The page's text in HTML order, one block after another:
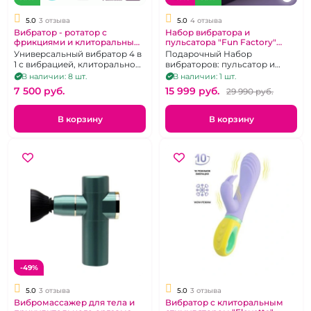
5.0 3 отзыва
Вибратор - ротатор с
фрикциями и клиторальным
стимулятором "PrettyLove"
Twinkled Tenderness голубой
Универсальный вибратор 4 в
1 с вибрацией, клиторальной
стимуляцией, вращением и
возвратно-поступательными
движениями
В наличии: 8 шт.
7 500 pуб.
В корзину
5.0 4 отзыва
Набор вибратора и
пульсатора "Fun Factory"
Stronic и Volita
Подарочный Набор
вибраторов: пульсатор и
клиторальный стимулятор.
В наличии: 1 шт.
15 999 pуб. 29 990 pуб.
В корзину
-49%
5.0 3 отзыва
Вибромассажер для тела и
5.0 3 отзыва
Вибратор с клиторальным